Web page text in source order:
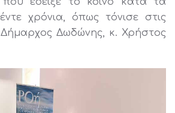
χρόνια, όπως τόνισε στις
Δωδώνης, κ. Χρήστος